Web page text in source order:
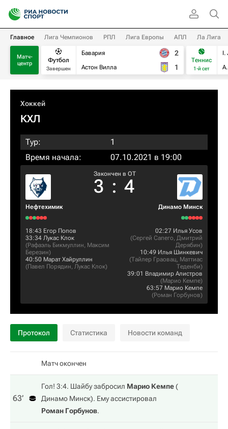
Главное Лига Чемпионов РПЛ Лига Европы АПЛ Ла Лига
Матч-
центр
Футбол
Завершен
Бавария
Астон Вилла
2
1
Теннис
1-й сет
I.
Хоккей
КХЛ
Тур:
1
Время начала:
07.10.2021 в 19:00
Нефтехимик
Закончен в OT
3 : 4
Динамо Минск
18:43 Егор Попов
33:34 Лукас Клок
(Рафаэль Бикмуллин, Максим
Березин)
40:50 Марат Хайруллин
(Павел Порядин, Лукас Клок)
02:27 Илья Усов
(Сергей Сапего, Дмитрий
Дерябин)
10:49 Илья Шинкевич
(Тайлер Граовац, Маттиас
Теденби)
39:01 Владимир Алистров
(Марио Кемпе)
63:57 Марио Кемпе
(Роман Горбунов)
Протокол Статистика Новости команд
Матч окончен
63‎’‎
Гол! 3:4. Шайбу забросил Марио Кемпе(
Динамо Минск). Ему ассистировал
Роман Горбунов.